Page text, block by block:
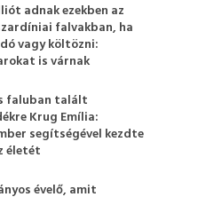
adnak ezekben az
falvakban, ha
vagy költözni:
is várnak
faluban talált
Krug Emília:
segítségével kezdte
életét
évelő, amit